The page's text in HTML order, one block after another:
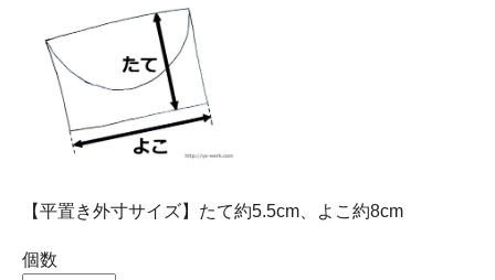
【平置き外寸サイズ】たて約5.5cm、よこ約8cm
個数